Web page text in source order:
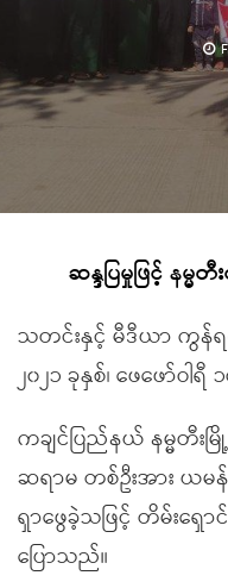
ဆန္ဒပြမှုဖြင့် နမ္
သတင်းနှင့် မီဒီယာ ကွန်
၂၀၂၁ ခုနှစ်၊ ဖေဖော်ဝါရီ
ကချင်ပြည်နယ် နမ္မတီး
ဆရာမ တစ်ဦးအား ယ
ရှာဖွေခဲ့သဖြင့် တိမ်း
ပြောသည်။